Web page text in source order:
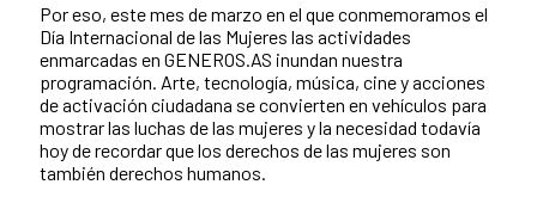
Por eso, este mes de marzo en el que conmemoramos el
Día Internacional de las Mujeres las actividades
enmarcadas en GENEROS.AS inundan nuestra
programación. Arte, tecnología, música, cine y acciones
de activación ciudadana se convierten en vehículos para
mostrar las luchas de las mujeres y la necesidad todavía
hoy de recordar que los derechos de las mujeres son
también derechos humanos.